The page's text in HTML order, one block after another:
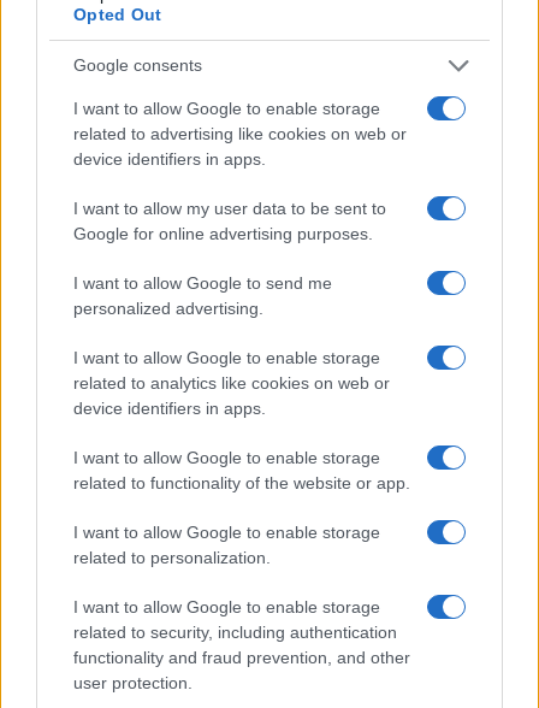
Opted Out
Google consents
I want to allow Google to enable storage
related to advertising like cookies on web or
device identifiers in apps.
I want to allow my user data to be sent to
Google for online advertising purposes.
I want to allow Google to send me
personalized advertising.
I want to allow Google to enable storage
related to analytics like cookies on web or
device identifiers in apps.
I want to allow Google to enable storage
related to functionality of the website or app.
I want to allow Google to enable storage
related to personalization.
I want to allow Google to enable storage
related to security, including authentication
functionality and fraud prevention, and other
user protection.